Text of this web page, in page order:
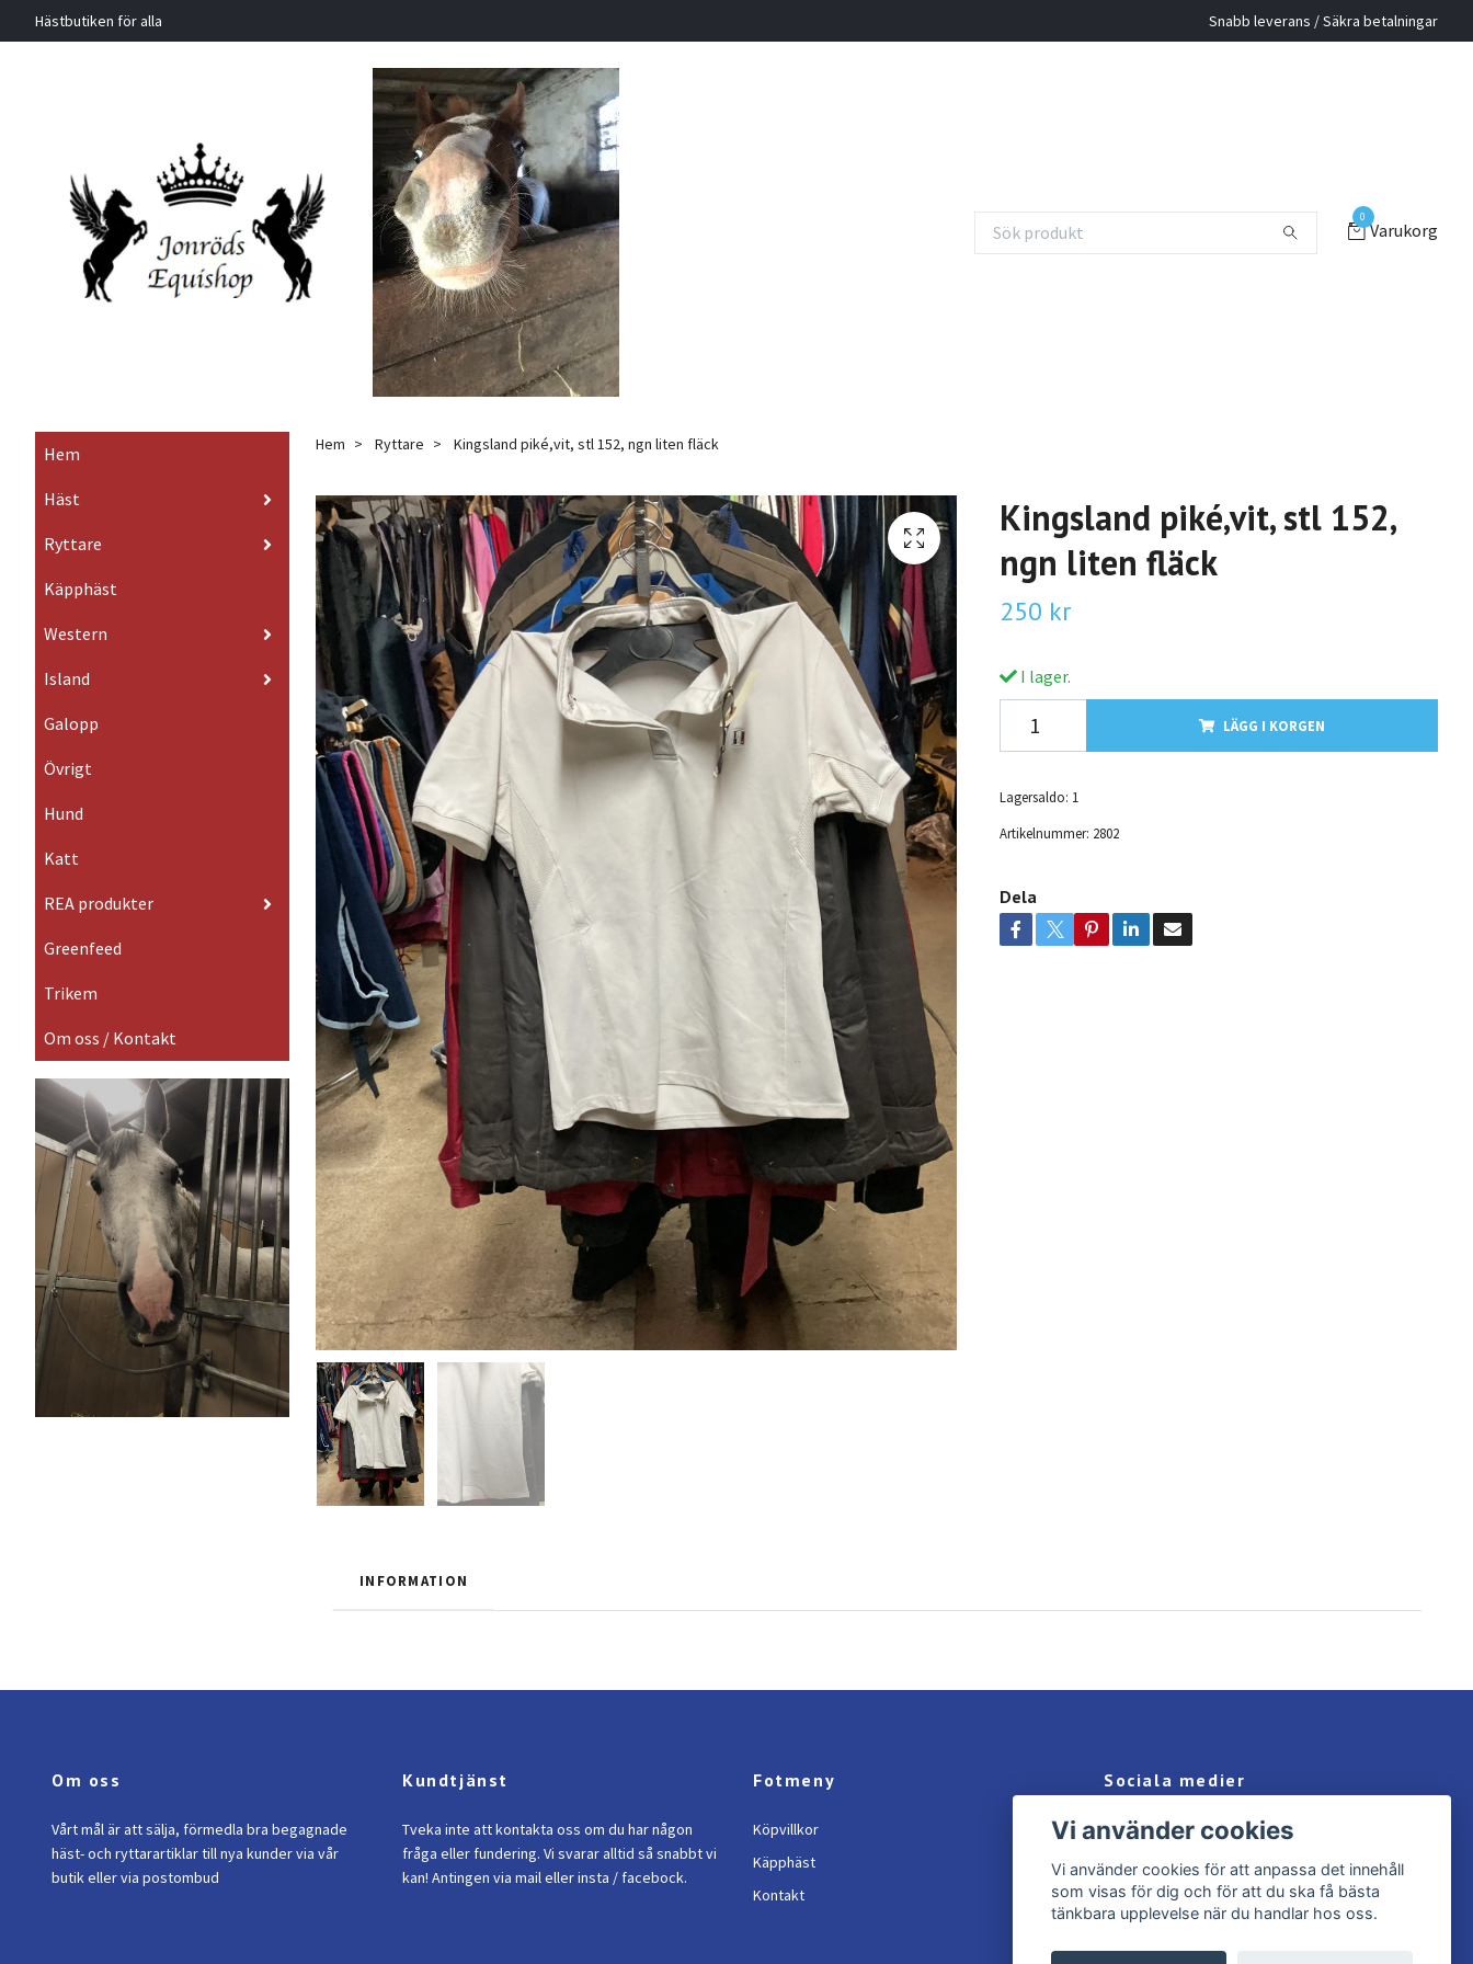
Hästbutiken för alla Snabb leverans / Säkra betalningar
0
Varukorg
Hem
Häst
Ryttare
Käpphäst
Western
Island
Galopp
Övrigt
Hund
Katt
REA produkter
Greenfeed
Trikem
Om oss / Kontakt
Hem Ryttare Kingsland piké,vit, stl 152, ngn liten fläck
Kingsland piké,vit, stl 152,
ngn liten fläck
250 kr
I lager.
LÄGG I KORGEN
Lagersaldo: 1
Artikelnummer: 2802
Dela
INFORMATION
Om oss
Vårt mål är att sälja, förmedla bra begagnade
häst- och ryttarartiklar till nya kunder via vår
butik eller via postombud
Kundtjänst
Tveka inte att kontakta oss om du har någon
fråga eller fundering. Vi svarar alltid så snabbt vi
kan! Antingen via mail eller insta / facebock.
Fotmeny
Köpvillkor
Käpphäst
Kontakt
Sociala medier
Facebook
Instagram
Vi använder cookies
Vi använder cookies för att anpassa det innehåll
som visas för dig och för att du ska få bästa
tänkbara upplevelse när du handlar hos oss.